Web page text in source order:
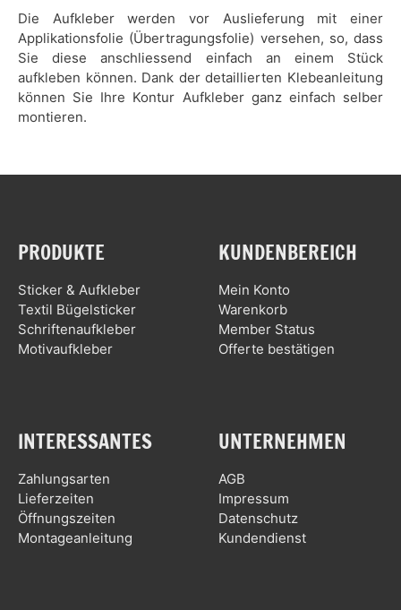
Die Aufkleber werden vor Auslieferung mit einer
Applikationsfolie (Übertragungsfolie) versehen, so, dass
Sie diese anschliessend einfach an einem Stück
aufkleben können. Dank der detaillierten Klebeanleitung
können Sie Ihre Kontur Aufkleber ganz einfach selber
montieren.
PRODUKTE
Sticker & Aufkleber
Textil Bügelsticker
Schriftenaufkleber
Motivaufkleber
KUNDENBEREICH
Mein Konto
Warenkorb
Member Status
Offerte bestätigen
INTERESSANTES
Zahlungsarten
Lieferzeiten
Öffnungszeiten
Montageanleitung
UNTERNEHMEN
AGB
Impressum
Datenschutz
Kundendienst